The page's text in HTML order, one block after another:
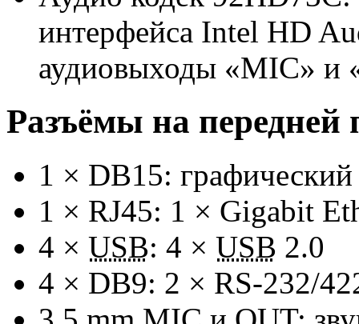
интерфейса Intel HD
аудиовыходы «MIC» и
Разъёмы на передней
1 × DB15:
1 × RJ45: 1 × Gigabit
4 × USB: 4 × USB 2.0
4 × DB9: 2 × RS-232/